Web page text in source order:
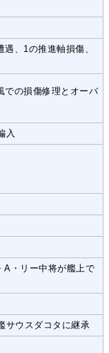
、1の推進軸損傷、
での損傷修理とオーバ
入
A・リー中将が艦上で
サウスダコタに継承